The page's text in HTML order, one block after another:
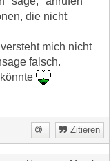
die nicht
mich nicht
falsch.
könnte
Zitieren